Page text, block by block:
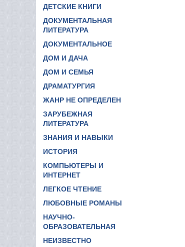
ДЕТСКИЕ КНИГИ
ДОКУМЕНТАЛЬНАЯ
ЛИТЕРАТУРА
ДОКУМЕНТАЛЬНОЕ
ДОМ И ДАЧА
ДОМ И СЕМЬЯ
ДРАМАТУРГИЯ
ЖАНР НЕ ОПРЕДЕЛЕН
ЗАРУБЕЖНАЯ
ЛИТЕРАТУРА
ЗНАНИЯ И НАВЫКИ
ИСТОРИЯ
КОМПЬЮТЕРЫ И
ИНТЕРНЕТ
ЛЕГКОЕ ЧТЕНИЕ
ЛЮБОВНЫЕ РОМАНЫ
НАУЧНО-
ОБРАЗОВАТЕЛЬНАЯ
НЕИЗВЕСТНО